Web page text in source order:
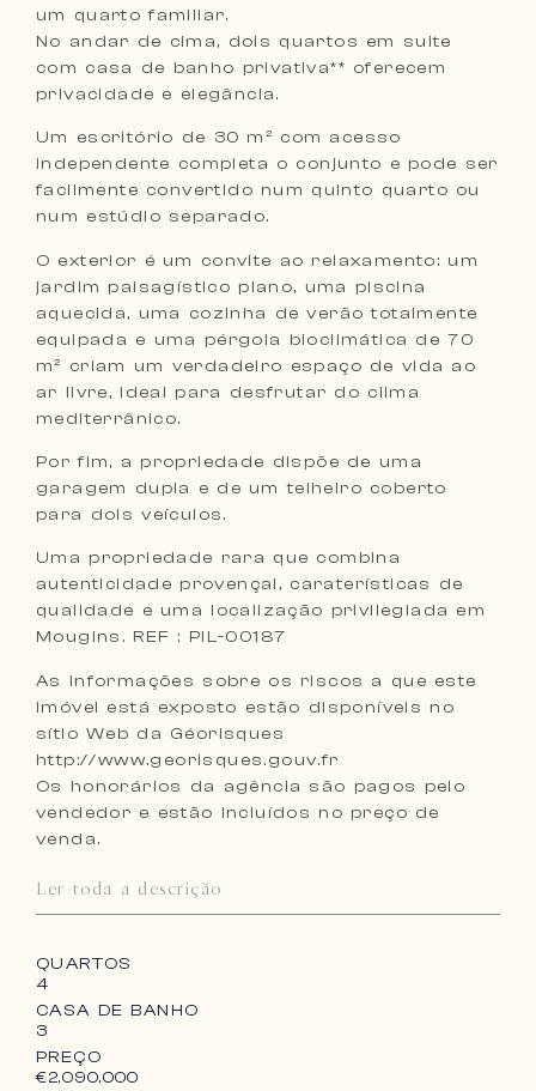
um quarto familiar.
No andar de cima, dois quartos em suite
com casa de banho privativa** oferecem
privacidade e elegância.
Um escritório de 30 m² com acesso
independente completa o conjunto e pode ser
facilmente convertido num quinto quarto ou
num estúdio separado.
O exterior é um convite ao relaxamento: um
jardim paisagístico plano, uma piscina
aquecida, uma cozinha de verão totalmente
equipada e uma pérgola bioclimática de 70
m² criam um verdadeiro espaço de vida ao
ar livre, ideal para desfrutar do clima
mediterrânico.
Por fim, a propriedade dispõe de uma
garagem dupla e de um telheiro coberto
para dois veículos.
Uma propriedade rara que combina
autenticidade provençal, caraterísticas de
qualidade e uma localização privilegiada em
Mougins. REF : PIL-00187
As informações sobre os riscos a que este
imóvel está exposto estão disponíveis no
sítio Web da Géorisques
http://www.georisques.gouv.fr
Os honorários da agência são pagos pelo
vendedor e estão incluídos no preço de
venda.
Ler toda a descrição
QUARTOS
4
CASA DE BANHO
3
PREÇO
€2.090.000